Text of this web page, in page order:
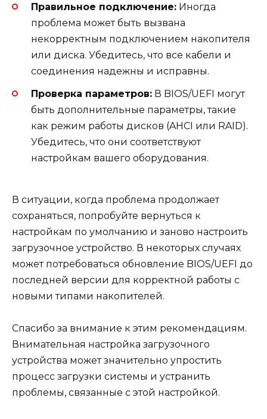
Правильное подключение: Иногда
проблема может быть вызвана
некорректным подключением накопителя
или диска. Убедитесь, что все кабели и
соединения надежны и исправны.
Проверка параметров: В BIOS/UEFI могут
быть дополнительные параметры, такие
как режим работы дисков (AHCI или RAID).
Убедитесь, что они соответствуют
настройкам вашего оборудования.
В ситуации, когда проблема продолжает
сохраняться, попробуйте вернуться к
настройкам по умолчанию и заново настроить
загрузочное устройство. В некоторых случаях
может потребоваться обновление BIOS/UEFI до
последней версии для корректной работы с
новыми типами накопителей.
Спасибо за внимание к этим рекомендациям.
Внимательная настройка загрузочного
устройства может значительно упростить
процесс загрузки системы и устранить
проблемы, связанные с этой настройкой.